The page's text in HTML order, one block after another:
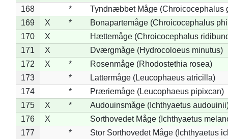
168
*
Tyndnæbbet Måge (Chroicocephalus
169
X *
Bonapartemåge (Chroicocephalus
170
X
Hættemåge (Chroicocephalus
171
X
Dværgmåge (Hydrocoloeus minutus)
172
X *
Rosenmåge (Rhodostethia rosea)
173
*
Lattermåge (Leucophaeus atricilla)
174
*
Præriemåge (Leucophaeus pipixcan)
175
X *
Audouinsmåge (Ichthyaetus
176
X
Sorthovedet Måge (Ichthyaetus
177
*
Stor Sorthovedet Måge (Ichthyaetus